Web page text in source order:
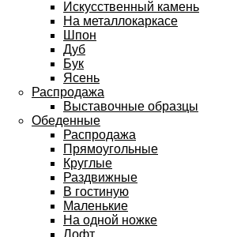
Искусственный камень
На металлокаркасе
Шпон
Дуб
Бук
Ясень
Распродажа
Выставочные образцы
Обеденные
Распродажа
Прямоугольные
Круглые
Раздвижные
В гостиную
Маленькие
На одной ножке